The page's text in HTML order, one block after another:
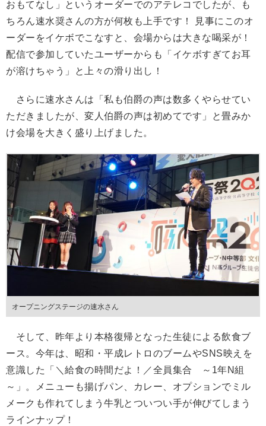
おもてなし」というオーダーでのアテレコでしたが、も
ちろん速水奨さんの方が何枚も上手です！ 見事にこのオ
ーダーをイケボでこなすと、会場からは大きな喝采が！
配信で参加していたユーザーからも「イケボすぎてお耳
が溶けちゃう」と上々の滑り出し！
さらに速水さんは「私も伯爵の声は数多くやらせてい
ただきましたが、変人伯爵の声は初めてです」と畳みか
け会場を大きく盛り上げました。
オープニングステージの速水さん
そして、昨年より本格復帰となった生徒による飲食ブ
ース。今年は、昭和・平成レトロのブームやSNS映えを
意識した「＼給食の時間だよ！／全員集合 ～1年N組
～」。メニューも揚げパン、カレー、オプションでミル
メークも作れてしまう牛乳とついつい手が伸びてしまう
ラインナップ！